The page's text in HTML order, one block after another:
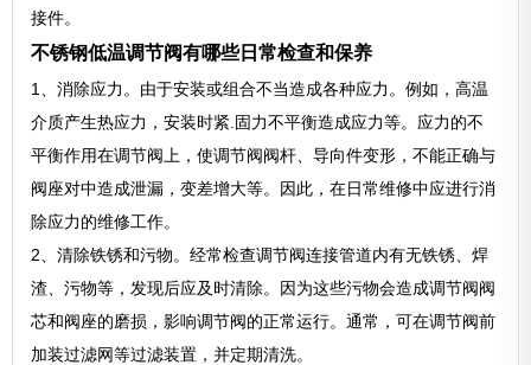
接件。
不锈钢低温调节阀有哪些日常检查和保养
1、消除应力。由于安装或组合不当造成各种应力。例如，高温
介质产生热应力，安装时紧.固力不平衡造成应力等。应力的不
平衡作用在调节阀上，使调节阀阀杆、导向件变形，不能正确与
阀座对中造成泄漏，变差增大等。因此，在日常维修中应进行消
除应力的维修工作。
2、清除铁锈和污物。经常检查调节阀连接管道内有无铁锈、焊
渣、污物等，发现后应及时清除。因为这些污物会造成调节阀阀
芯和阀座的磨损，影响调节阀的正常运行。通常，可在调节阀前
加装过滤网等过滤装置，并定期清洗。